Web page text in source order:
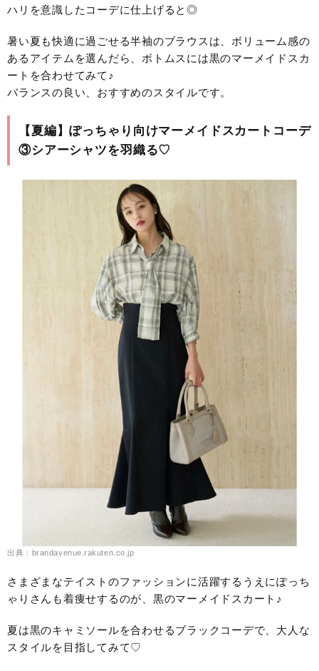
ハリを意識したコーデに仕上げると◎
暑い夏も快適に過ごせる半袖のブラウスは、ボリューム感の
あるアイテムを選んだら、ボトムスには黒のマーメイドスカ
ートを合わせてみて♪
バランスの良い、おすすめのスタイルです。
【夏編】ぽっちゃり向けマーメイドスカートコーデ
③シアーシャツを羽織る♡
出典：brandavenue.rakuten.co.jp
さまざまなテイストのファッションに活躍するうえにぽっち
ゃりさんも着痩せするのが、黒のマーメイドスカート♪
夏は黒のキャミソールを合わせるブラックコーデで、大人な
スタイルを目指してみて♡